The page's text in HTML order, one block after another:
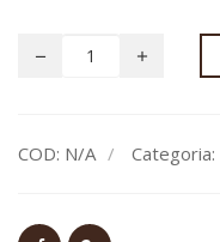
COD: N/A Categoria: